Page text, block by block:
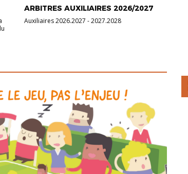
ARBITRES AUXILIAIRES 2026/2027
Auxiliaires 2026.2027 - 2027.2028